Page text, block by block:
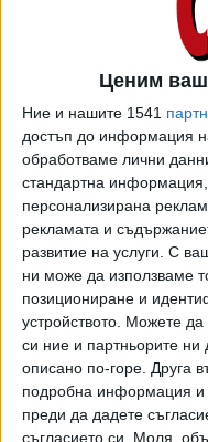
Ценим
Ние и нашите 1541
достъп до информация
обработваме лични
стандартна информация,
персонализирана
рекламата и
развитие на услуги. С
ни може да използваме
позициониране и
устройството. Можете да
си ние и партньорите ни
описано по-горе. Друга
подробна информация и
преди да дадете
съгласието си. Моля,
Тръмп каза на
да бъде на това
Корея отвъд линията",
прекрасно. Чрез
е прекрачил
и решителен акт",
край на неприятното
стъпи на
на САЩ каза, че ще го